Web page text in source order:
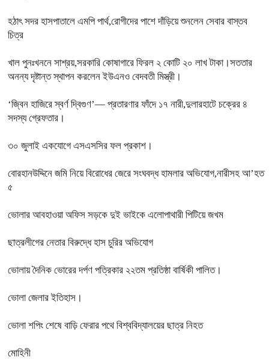
হঠাৎ সদর হাসপাতালে এমপি পার্থ,রোগীদের পাশে দাঁড়িয়ে শুনলেন সেবার বাস্তব
চিত্র
খাল পুনঃখননে সাশ্রয়,সরকারি কোষাগারে ফিরল ২ কোটি ২০ লাখ টাকা।সততার
অনন্য দৃষ্টান্ত স্থাপন করলেন ইউএনও বেদবতী মিস্ত্রী।
‘জ্বিন হাজিরে স্বর্ণ দ্বিগুণ’— প্রতারণার ফাঁদে ১৭ নারী,দুলারহাটে চক্রের ৪
সদস্য গ্রেফতার।
৩০ জুলাই একযোগে এসএসসির ফল প্রকাশ।
বোরহানউদ্দিনে জমি নিয়ে বিরোধের জেরে সংঘবদ্ধ হামলার অভিযোগ,নারীসহ আ’হত
৫
ভোলার আবহাওয়া অফিস সড়কে দুই ভাইকে এলোপাথারী পিটিয়ে জখম
ছাত্রলীগের নেতার বিরুদ্ধে হাস চুরির অভিযোগ
ভোলায় দৈনিক ভোরের দর্পণ পত্রিকার ২২তম প্রতিষ্ঠা বার্ষিকী পালিত।
ভোলা জেলার ইতিহাস।
ভোলা শপিং শেষে বাড়ি ফেরার পথে বিশ্ববিদ্যালয়ের ছাত্র নিহত
মোহিনী